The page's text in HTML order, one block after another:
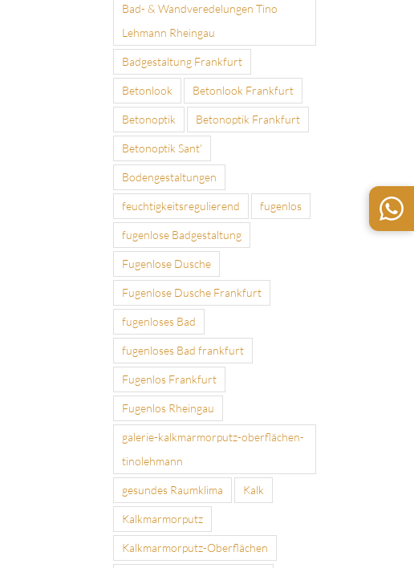
Bad- & Wandveredelungen Tino
Lehmann Rheingau
Badgestaltung Frankfurt
Betonlook Betonlook Frankfurt
Betonoptik Betonoptik Frankfurt
Betonoptik Sant'
Bodengestaltungen
feuchtigkeitsregulierend fugenlos
fugenlose Badgestaltung
Fugenlose Dusche
Fugenlose Dusche Frankfurt
fugenloses Bad
fugenloses Bad frankfurt
Fugenlos Frankfurt
Fugenlos Rheingau
galerie-kalkmarmorputz-oberflächen-
tinolehmann
gesundes Raumklima Kalk
Kalkmarmorputz
Kalkmarmorputz-Oberflächen